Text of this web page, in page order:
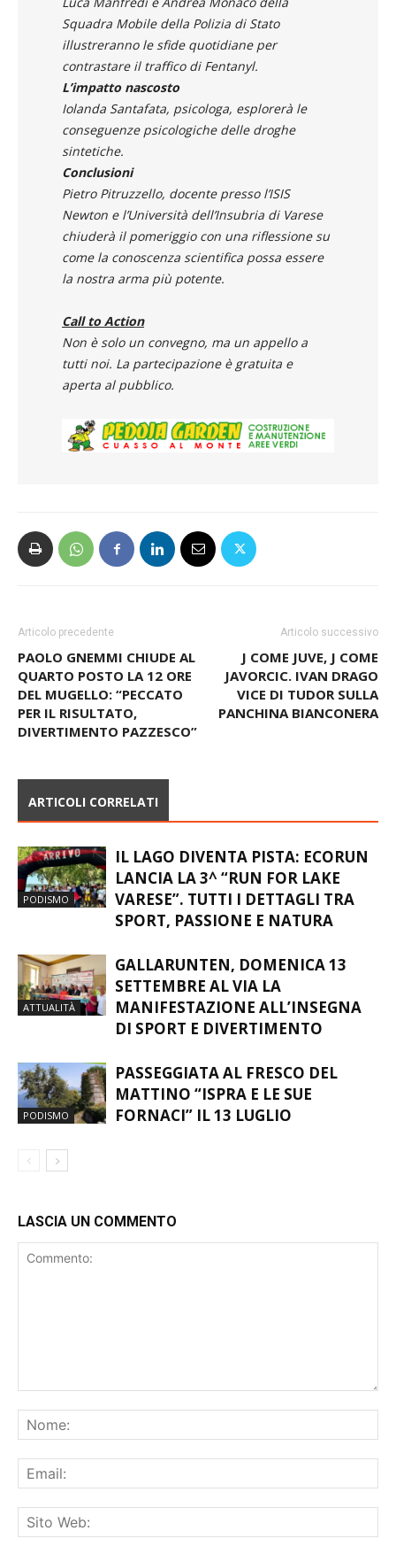
Squadra Mobile della Polizia di Stato
illustreranno le sfide quotidiane per
contrastare il traffico di Fentanyl.
L’impatto nascosto
Iolanda Santafata, psicologa, esplorerà le
conseguenze psicologiche delle droghe
sintetiche.
Conclusioni
Pietro Pitruzzello, docente presso l’ISIS
Newton e l’Università dell’Insubria di Varese
chiuderà il pomeriggio con una riflessione su
come la conoscenza scientifica possa essere
la nostra arma più potente.
Call to Action
Non è solo un convegno, ma un appello a
tutti noi. La partecipazione è gratuita e
aperta al pubblico.
Articolo precedente
PAOLO GNEMMI CHIUDE AL
QUARTO POSTO LA 12 ORE
DEL MUGELLO: “PECCATO
PER IL RISULTATO,
DIVERTIMENTO PAZZESCO”
Articolo successivo
J COME JUVE, J COME
JAVORCIC. IVAN DRAGO
VICE DI TUDOR SULLA
PANCHINA BIANCONERA
ARTICOLI CORRELATI
PODISMO
IL LAGO DIVENTA PISTA: ECORUN
LANCIA LA 3^ “RUN FOR LAKE
VARESE”. TUTTI I DETTAGLI TRA
SPORT, PASSIONE E NATURA
ATTUALITÀ
GALLARUNTEN, DOMENICA 13
SETTEMBRE AL VIA LA
MANIFESTAZIONE ALL’INSEGNA
DI SPORT E DIVERTIMENTO
PODISMO
PASSEGGIATA AL FRESCO DEL
MATTINO “ISPRA E LE SUE
FORNACI” IL 13 LUGLIO
LASCIA UN COMMENTO